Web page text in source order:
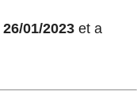
26/01/2023 et a